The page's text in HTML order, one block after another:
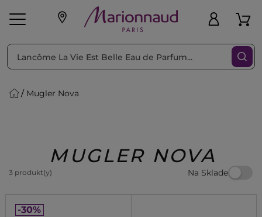
pleť Líčenie
Beauty
Mugler Nova
MUGLER NOVA
3 produkt(y) Na Sklade
Triediť podľa Filtrovať
-30%